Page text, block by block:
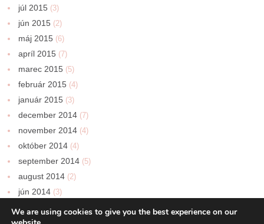
júl 2015 (3)
jún 2015 (2)
máj 2015 (6)
apríl 2015 (7)
marec 2015 (5)
február 2015 (4)
január 2015 (3)
december 2014 (7)
november 2014 (4)
október 2014 (4)
september 2014 (5)
august 2014 (2)
jún 2014 (3)
We are using cookies to give you the best experience on our